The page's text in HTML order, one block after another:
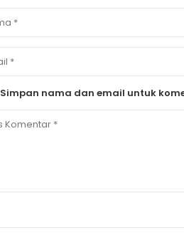
Simpan nama dan email untuk